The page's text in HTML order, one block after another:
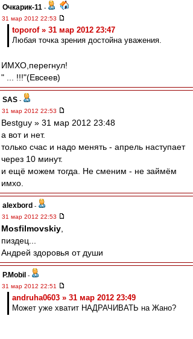
Очкарик-11 -
31 мар 2012 22:53
toporof » 31 мар 2012 23:47
Любая точка зрения достойна уважения.
ИМХО,перегнул!
" ... !!!"(Евсеев)
SAS -
31 мар 2012 22:53
Bestguy » 31 мар 2012 23:48
а вот и нет.
только счас и надо менять - апрель наступает
через 10 минут.
и ещё можем тогда. Не сменим - не займём
имхо.
alexbord -
31 мар 2012 22:53
Mosfilmovskiy
пиздец...
Андрей здоровья от души
P.Mobil -
31 мар 2012 22:51
andruha0603 » 31 мар 2012 23:49
Может уже хватит НАДРАЧИВАТЬ на Жано?